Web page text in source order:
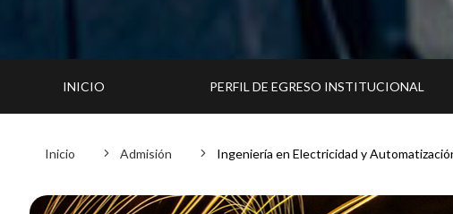
INICIO PERFIL DE EGRESO INSTITUCIONAL
Inicio Admisión Ingeniería en Electricidad y